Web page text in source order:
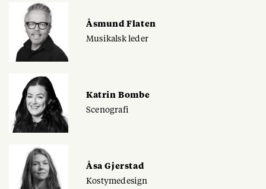
Åsmund Flaten
Musikalsk leder
Katrin Bombe
Scenografi
Åsa Gjerstad
Kostymedesign